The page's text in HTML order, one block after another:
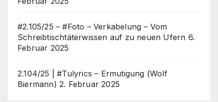
#2.105/25 – #Foto – Verkabelung – Vom
Schreibtischtäterwissen auf zu neuen Ufern 6.
Februar 2025
2.104/25 | #Tulyrics – Ermutigung (Wolf
Biermann) 2. Februar 2025